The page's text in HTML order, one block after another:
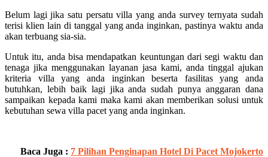
Belum lagi jika satu persatu villa yang anda survey ternyata sudah
terisi klien lain di tanggal yang anda inginkan, pastinya waktu anda
akan terbuang sia-sia.
Untuk itu, anda bisa mendapatkan keuntungan dari segi waktu dan
tenaga jika menggunakan layanan jasa kami, anda tinggal ajukan
kriteria villa yang anda inginkan beserta fasilitas yang anda
butuhkan, lebih baik lagi jika anda sudah punya anggaran dana
sampaikan kepada kami maka kami akan memberikan solusi untuk
kebutuhan sewa villa pacet yang anda inginkan.
Baca Juga : 7 Pilihan Penginapan Hotel Di Pacet Mojokerto